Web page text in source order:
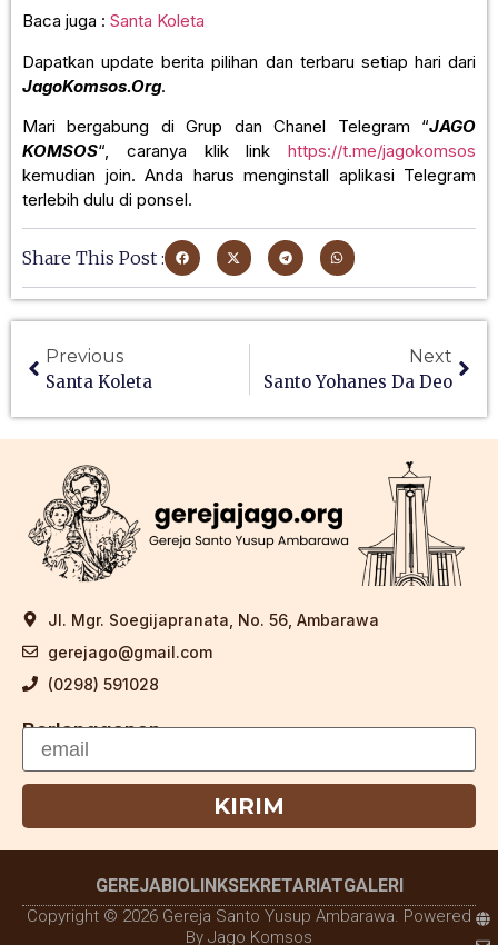
Baca juga : Santa Koleta
Dapatkan update berita pilihan dan terbaru setiap hari dari
JagoKomsos.Org.
Mari bergabung di Grup dan Chanel Telegram “JAGO
KOMSOS“, caranya klik link https://t.me/jagokomsos
kemudian join. Anda harus menginstall aplikasi Telegram
terlebih dulu di ponsel.
Share This Post :
Previous
Santa Koleta
Next
Santo Yohanes Da Deo
Jl. Mgr. Soegijapranata, No. 56, Ambarawa
gerejago@gmail.com
(0298) 591028
Berlangganan
KIRIM
GEREJABIOLINKSEKRETARIATGALERI
Copyright © 2026 Gereja Santo Yusup Ambarawa. Powered
By Jago Komsos